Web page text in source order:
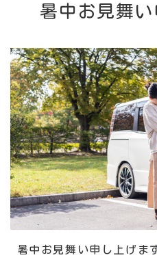
暑中お見舞
暑中お見舞い申し上げま